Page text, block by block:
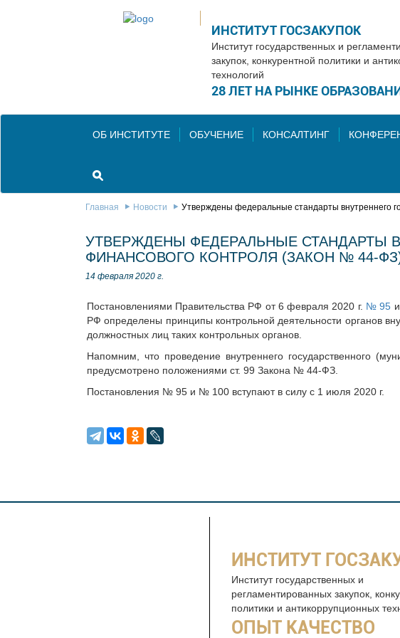
ИНСТИТУТ ГОСЗАКУПОК
Институт государственных и
закупок, конкурентной политики и
технологий
28 ЛЕТ НА РЫНКЕ
ОБ ИНСТИТУТЕ ОБУЧЕНИЕ КОНСАЛТИНГ
Главная Новости Утверждены федеральные стандарты внутреннего
УТВЕРЖДЕНЫ ФЕДЕРАЛЬНЫЕ СТАНДАРТЫ
ФИНАНСОВОГО КОНТРОЛЯ (ЗАКОН № 44-
14 февраля 2020 г.
Постановлениями Правительства РФ от 6 февраля 2020 г. № 95 и
РФ определены принципы контрольной деятельности органов
должностных лиц таких контрольных органов.
Напомним, что проведение внутреннего государственного
предусмотрено положениями ст. 99 Закона № 44-ФЗ.
Постановления № 95 и № 100 вступают в силу с 1 июля 2020 г.
ИНСТИТУТ
Институт государственных и
регламентированных закупок,
политики и антикоррупционных
ОПЫТ КАЧЕСТВО